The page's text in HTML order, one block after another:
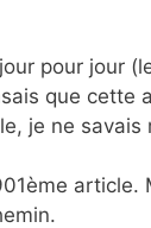
pour jour
que
je ne